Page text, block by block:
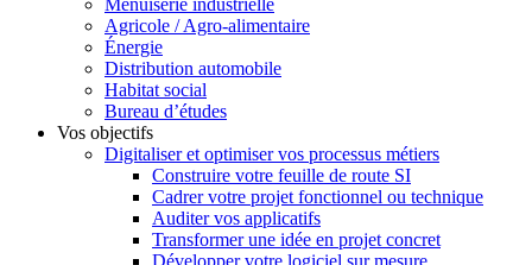
Agricole / Agro-alimentaire
Énergie
Distribution automobile
Habitat social
Bureau d’études
Vos objectifs
Digitaliser et optimiser vos processus métiers
Construire votre feuille de route SI
Cadrer votre projet fonctionnel ou technique
Auditer vos applicatifs
Transformer une idée en projet concret
Développer votre logiciel sur mesure